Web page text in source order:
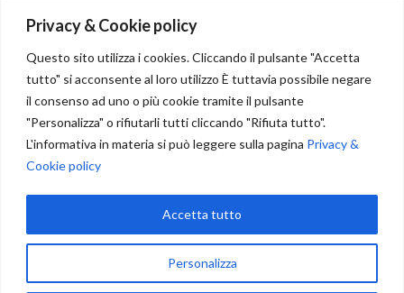
Privacy & Cookie policy
Questo sito utilizza i cookies. Cliccando il pulsante "Accetta
tutto" si acconsente al loro utilizzo È tuttavia possibile negare
il consenso ad uno o più cookie tramite il pulsante
"Personalizza" o rifiutarli tutti cliccando "Rifiuta tutto".
L'informativa in materia si può leggere sulla pagina Privacy &
Cookie policy
Personalizza
Accetta tutto
Tel./Fax+39 0742 67 08 43
Mobile:3343918933
info@brunellimobili.com
ORARI